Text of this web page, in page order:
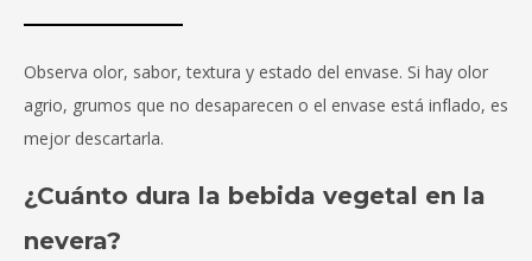
Observa olor, sabor, textura y estado del envase. Si hay olor
agrio, grumos que no desaparecen o el envase está inflado, es
mejor descartarla.
¿Cuánto dura la bebida vegetal en la
nevera?